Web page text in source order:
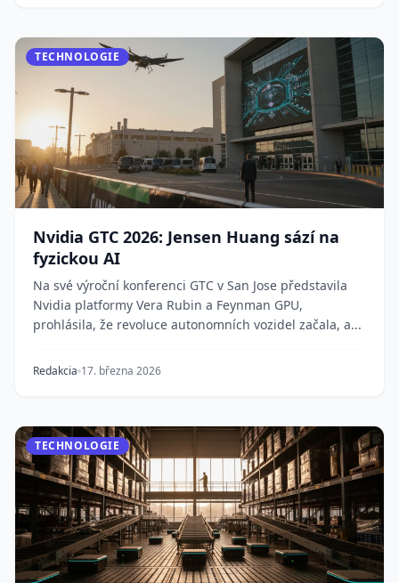
TECHNOLOGIE
Nvidia GTC 2026: Jensen Huang sází na
fyzickou AI
Na své výroční konferenci GTC v San Jose představila
Nvidia platformy Vera Rubin a Feynman GPU,
prohlásila, že revoluce autonomních vozidel začala, a...
Redakcia 17. března 2026
TECHNOLOGIE